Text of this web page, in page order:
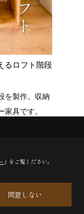
るロフト階段
を製作。収納
具です。
」をご覧ください。
同意しない